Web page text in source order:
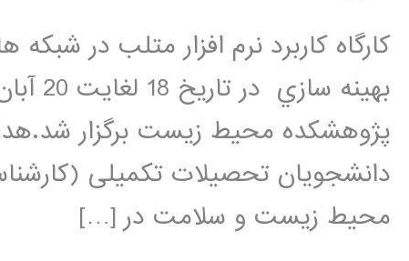
کارگاه کاربرد نرم افزار متلب در
دانشجويان تحصيلات تکميلی
محيط زيست و سلامت در […]